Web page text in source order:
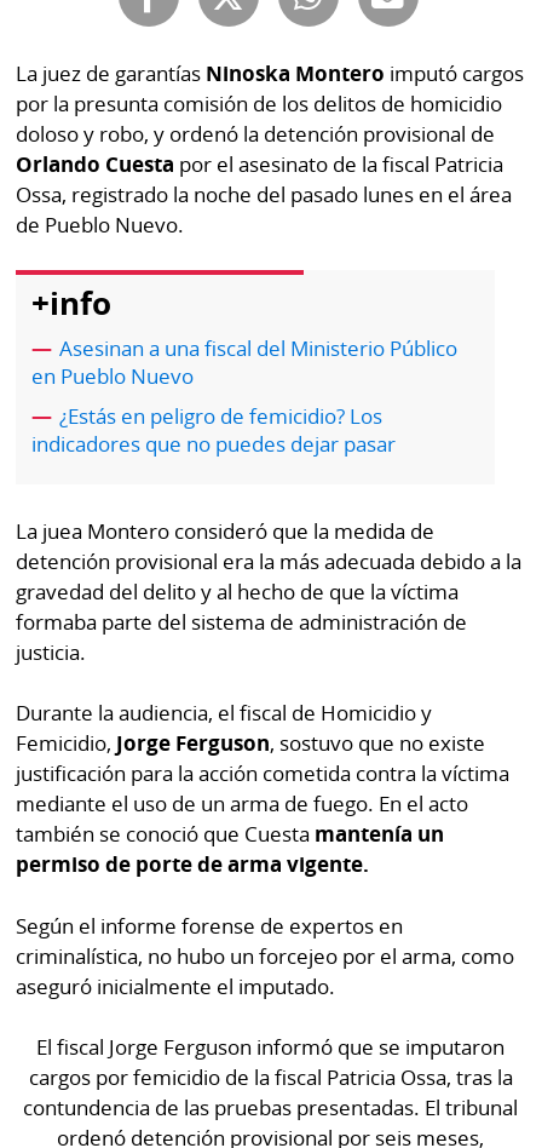
Kiosko
digital
Luctuosas
al
lector
Buenas
prácticas
OTROS
SITIOS
Metro
por
Metro
Tus
Tiquetes
Cero
KM
Corprensa
Mi
Diario
Ellas
La
Prensa
Busca
⌾
Hoy
por
Hoy
⌾
Sábado
Picante
La
Repregunta
Tal
Cual
⌾
Sabrina
Sin
La juez de garantías Ninoska Montero imputó cargos
por la presunta comisión de los delitos de homicidio
doloso y robo, y ordenó la detención provisional de
Orlando Cuesta por el asesinato de la fiscal Patricia
Ossa, registrado la noche del pasado lunes en el área
de Pueblo Nuevo.
+info
Asesinan a una fiscal del Ministerio Público
en Pueblo Nuevo
¿Estás en peligro de femicidio? Los
indicadores que no puedes dejar pasar
La juea Montero consideró que la medida de
detención provisional era la más adecuada debido a la
gravedad del delito y al hecho de que la víctima
formaba parte del sistema de administración de
justicia.
Durante la audiencia, el fiscal de Homicidio y
Femicidio, Jorge Ferguson, sostuvo que no existe
justificación para la acción cometida contra la víctima
mediante el uso de un arma de fuego. En el acto
también se conoció que Cuesta mantenía un
permiso de porte de arma vigente.
Según el informe forense de expertos en
criminalística, no hubo un forcejeo por el arma, como
aseguró inicialmente el imputado.
El fiscal Jorge Ferguson informó que se imputaron
cargos por femicidio de la fiscal Patricia Ossa, tras la
contundencia de las pruebas presentadas. El tribunal
ordenó detención provisional por seis meses,